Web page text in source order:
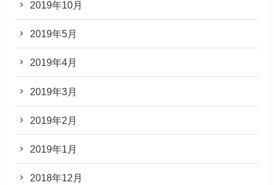
2019年10月
2019年5月
2019年4月
2019年3月
2019年2月
2019年1月
2018年12月